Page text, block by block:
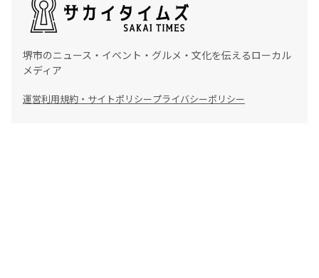
堺市のニュース・イベント・グルメ・文化を伝えるローカル
メディア
運営利用規約・サイトポリシープライバシーポリシー